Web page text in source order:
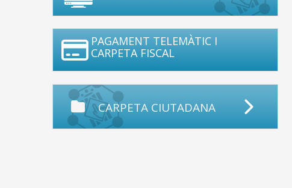
PAGAMENT TELEMÀTIC I
CARPETA FISCAL
CARPETA CIUTADANA